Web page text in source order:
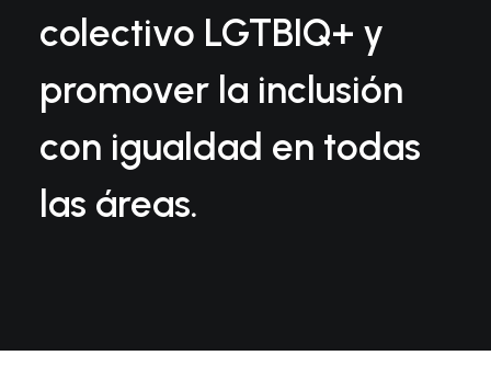
colectivo LGTBIQ+ y
promover la inclusión
con igualdad en todas
las áreas.